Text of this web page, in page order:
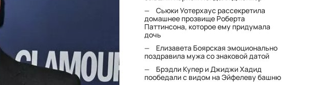
Сьюки Уотерхаус рассекретила
домашнее прозвище Роберта
Паттинсона, которое ему придумала
дочь
Елизавета Боярская эмоционально
поздравила мужа со знаковой датой
Брэдли Купер и Джиджи Хадид
пообедали с видом на Эйфелеву башню